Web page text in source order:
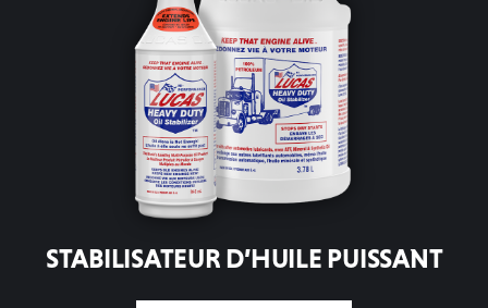
STABILISATEUR D’HUILE PUISSANT